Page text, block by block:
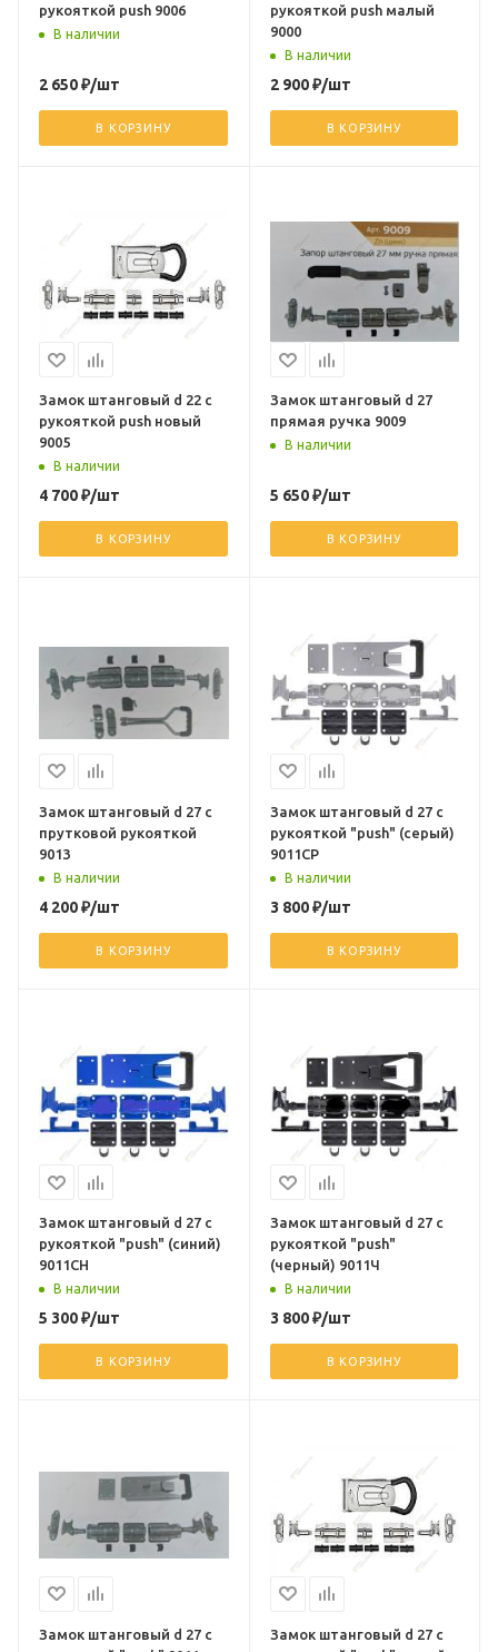
рукояткой push 9006
В наличии
2 650₽/шт
В КОРЗИНУ
рукояткой push малый
9000
В наличии
2 900₽/шт
В КОРЗИНУ
Замок штанговый d 22 с
рукояткой push новый
9005
В наличии
4 700₽/шт
В КОРЗИНУ
Замок штанговый d 27
прямая ручка 9009
В наличии
5 650₽/шт
В КОРЗИНУ
Замок штанговый d 27 с
прутковой рукояткой
9013
В наличии
4 200₽/шт
В КОРЗИНУ
Замок штанговый d 27 с
рукояткой "push" (серый)
9011СР
В наличии
3 800₽/шт
В КОРЗИНУ
Замок штанговый d 27 с
рукояткой "push" (синий)
9011СН
В наличии
5 300₽/шт
В КОРЗИНУ
Замок штанговый d 27 с
рукояткой "push"
(черный) 9011Ч
В наличии
3 800₽/шт
В КОРЗИНУ
Замок штанговый d 27 с
Замок штанговый d 27 с